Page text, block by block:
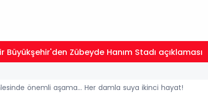
Büyükşehir'den Zübeyde Hanım Stadı açıklaması
önemli aşama... Her damla suya ikinci hayat!